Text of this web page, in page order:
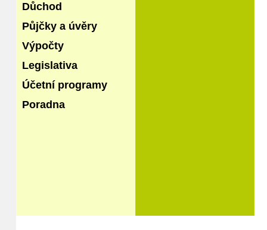
Důchod
Půjčky a úvěry
Výpočty
Legislativa
Účetní programy
Poradna